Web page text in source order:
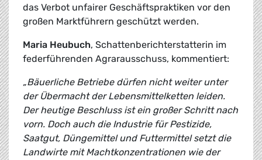
das Verbot unfairer Geschäftspraktiken vor den
großen Marktführern geschützt werden.
Maria Heubuch, Schattenberichterstatterin im
federführenden Agrarausschuss, kommentiert:
„Bäuerliche Betriebe dürfen nicht weiter unter
der Übermacht der Lebensmittelketten leiden.
Der heutige Beschluss ist ein großer Schritt nach
vorn. Doch auch die Industrie für Pestizide,
Saatgut, Düngemittel und Futtermittel setzt die
Landwirte mit Machtkonzentrationen wie der